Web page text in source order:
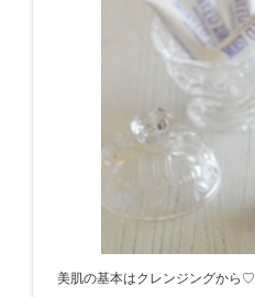
美肌の基本はクレンジングから♡